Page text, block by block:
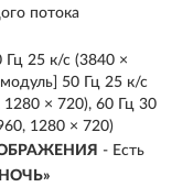
потока
25 к/с (3840 ×
50 Гц 25 к/с
× 720), 60 Гц 30
1280 × 720)
- Есть